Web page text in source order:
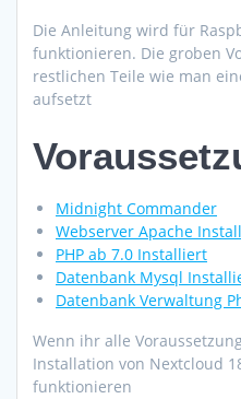
Die Anleitung wird für
funktionieren. Die groben
restlichen Teile wie man
aufsetzt
Midnight Commander
Webserver Apache
PHP ab 7.0 Installiert
Datenbank Mysql
Datenbank Verwaltung
Wenn ihr alle
Installation von Nextcloud
funktionieren